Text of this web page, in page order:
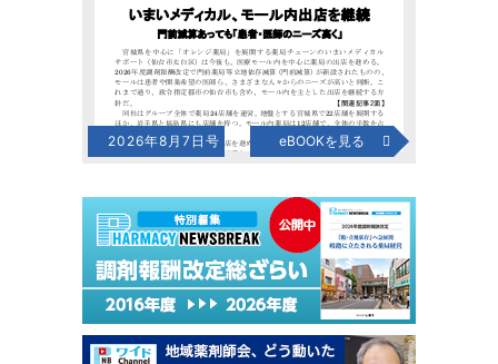
2026年8月7日号 eBOOKを見る